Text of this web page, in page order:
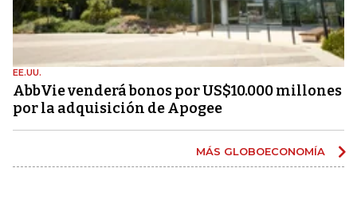
EE.UU.
AbbVie venderá bonos por US$10.000 millones
por la adquisición de Apogee
MÁS GLOBOECONOMÍA